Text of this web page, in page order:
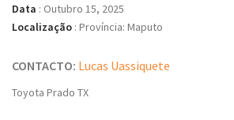
Data : Outubro 15, 2025
Localização : Província: Maputo
CONTACTO: Lucas Uassiquete
Toyota Prado TX